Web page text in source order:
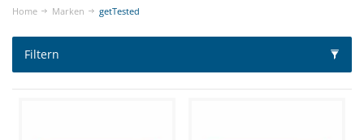
Home Marken getTested
Filtern